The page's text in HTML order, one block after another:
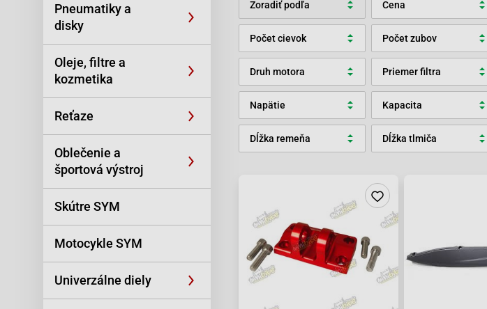
Pneumatiky a
disky
Oleje, filtre a
kozmetika
Reťaze
Oblečenie a
športová výstroj
Skútre SYM
Motocykle SYM
Univerzálne diely
Zoradiť podľa Cena
Počet cievok Počet zubov
Druh motora Priemer filtra
Napätie Kapacita
Dĺžka remeňa Dĺžka tlmiča